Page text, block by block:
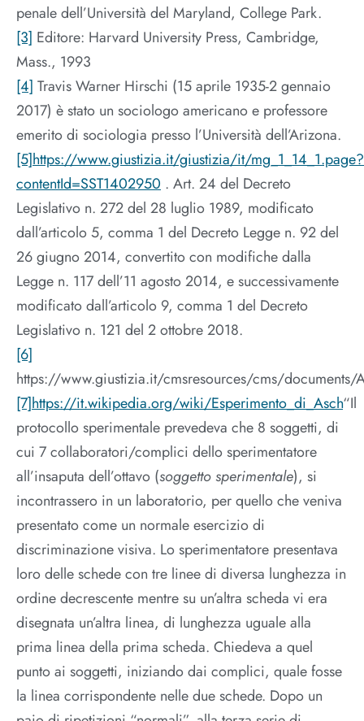
penale dell’Università del Maryland, College Park.
[3] Editore: Harvard University Press, Cambridge,
Mass., 1993
[4] Travis Warner Hirschi (15 aprile 1935-2 gennaio
2017) è stato un sociologo americano e professore
emerito di sociologia presso l’Università dell’Arizona.
[5]https://www.giustizia.it/giustizia/it/mg_1_14_1.page?
contentId=SST1402950 . Art. 24 del Decreto
Legislativo n. 272 del 28 luglio 1989, modificato
dall’articolo 5, comma 1 del Decreto Legge n. 92 del
26 giugno 2014, convertito con modifiche dalla
Legge n. 117 dell’11 agosto 2014, e successivamente
modificato dall’articolo 9, comma 1 del Decreto
Legislativo n. 121 del 2 ottobre 2018.
[6]
https://www.giustizia.it/cmsresources/cms/
[7]https://it.wikipedia.org/wiki/Esperimento_di_Asch“Il
protocollo sperimentale prevedeva che 8 soggetti, di
cui 7 collaboratori/complici dello sperimentatore
all’insaputa dell’ottavo (soggetto sperimentale), si
incontrassero in un laboratorio, per quello che veniva
presentato come un normale esercizio di
discriminazione visiva. Lo sperimentatore presentava
loro delle schede con tre linee di diversa lunghezza in
ordine decrescente mentre su un’altra scheda vi era
disegnata un’altra linea, di lunghezza uguale alla
prima linea della prima scheda. Chiedeva a quel
punto ai soggetti, iniziando dai complici, quale fosse
la linea corrispondente nelle due schede. Dopo un